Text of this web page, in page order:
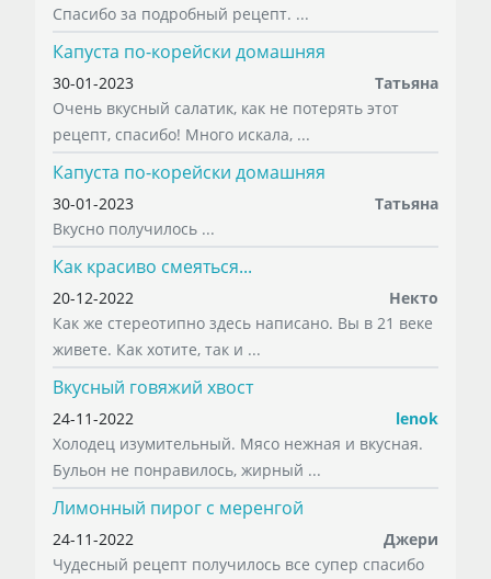
Спасибо за подробный рецепт. ...
Капуста по-корейски домашняя
30-01-2023
Татьяна
Очень вкусный салатик, как не потерять этот
рецепт, спасибо! Много искала, ...
Капуста по-корейски домашняя
30-01-2023
Татьяна
Вкусно получилось ...
Как красиво смеяться...
20-12-2022
Некто
Как же стереотипно здесь написано. Вы в 21 веке
живете. Как хотите, так и ...
Вкусный говяжий хвост
24-11-2022
lenok
Холодец изумительный. Мясо нежная и вкусная.
Бульон не понравилось, жирный ...
Лимонный пирог с меренгой
24-11-2022
Джери
Чудесный рецепт получилось все супер спасибо